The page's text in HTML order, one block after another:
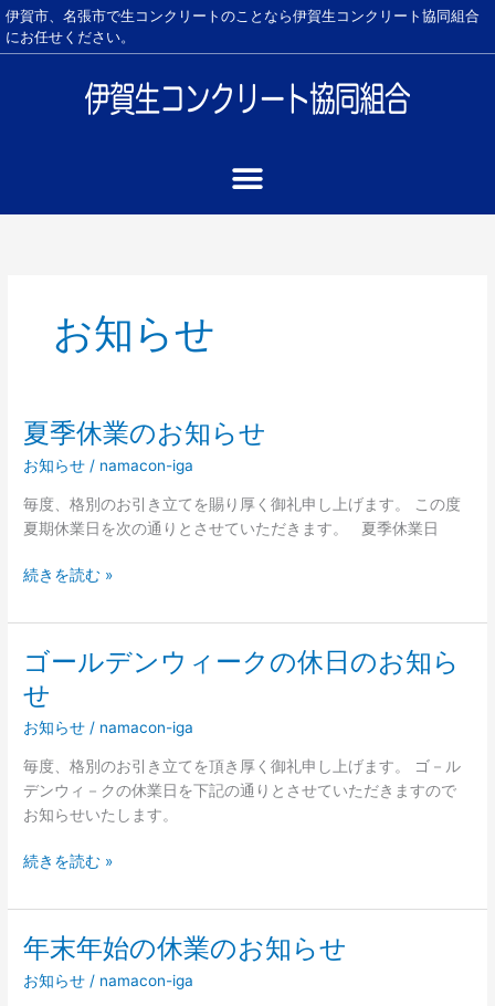
内
容
を
伊賀市、名張市で生コンクリートのことなら伊賀生コンクリート協同組合
にお任せください。
お知らせ
夏季休業のお知らせ
お知らせ / namacon-iga
毎度、格別のお引き立てを賜り厚く御礼申し上げます。 この度
夏期休業日を次の通りとさせていただきます。 夏季休業日
夏
休
業
の
知
せ
続きを読む »
ゴールデンウィークの休日のお知ら
せ
お知らせ / namacon-iga
毎度、格別のお引き立てを頂き厚く御礼申し上げます。 ゴ－ル
デンウィ－クの休業日を下記の通りとさせていただきますので
お知らせいたします。
ゴ
ル
デ
ウ
ィ
ー
ク
の
お
続きを読む »
年末年始の休業のお知らせ
お知らせ / namacon-iga
年
年